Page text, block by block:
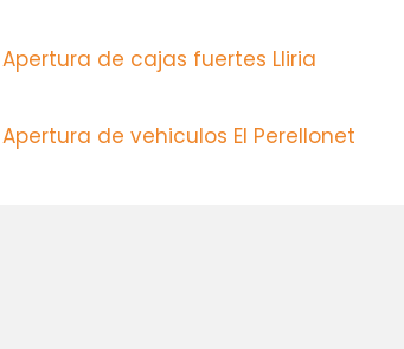
Apertura de cajas fuertes Lliria
Apertura de vehiculos El Perellonet